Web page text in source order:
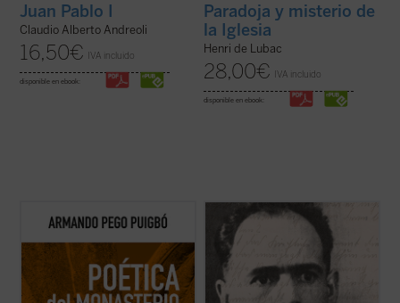
Juan Pablo I
Claudio Alberto Andreoli
16,50€ IVA incluido
disponible en ebook:
Paradoja y misterio de
la Iglesia
Henri de Lubac
28,00€ IVA incluido
disponible en ebook:
Poética del monasterioreflexiona
alrededor de los espacios fundamentales
antropológico de las tres figuras: el hogar,
la escuela y la celda, reivindicando una
pedagogía humanista fundada en la ...
(ver
Franz Jägerstätter, campesino austriaco,
casado, padre de tres niñas y ferviente
católico, fue ejecutado en 1943 por negarse
a servir en el ejército nazi. Se publican aquí
por primera vez en castellano todos los
escritos de Jägerstätter ...
(ver ficha)